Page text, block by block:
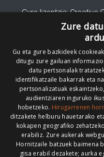
Gure lizentzia: Creative
HONI BURUZ LEGE
ARAUAK
Zure
Gu eta gure bazkideek
ditugu zure gailuan
datu pertsonalak
identifikatzaile bakarrak eta
pertsonalizatuak
audientziaren inguruko
hobetzeko. Hirugarrenen
ditzakete helburu hauetarako
kokapen geografiko
erabiliz. Zure aukerak
Hornitzaile batzuek baimena
gisa erabil dezakete; aurka